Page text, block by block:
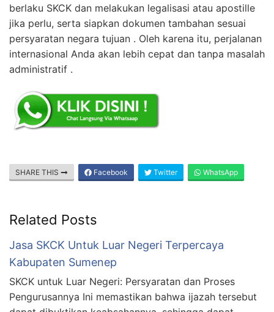
berlaku SKCK dan melakukan legalisasi atau apostille
jika perlu, serta siapkan dokumen tambahan sesuai
persyaratan negara tujuan . Oleh karena itu, perjalanan
internasional Anda akan lebih cepat dan tanpa masalah
administratif .
SHARE THIS Facebook Twitter WhatsApp
Related Posts
Jasa SKCK Untuk Luar Negeri Terpercaya
Kabupaten Sumenep
SKCK untuk Luar Negeri: Persyaratan dan Proses
Pengurusannya Ini memastikan bahwa ijazah tersebut